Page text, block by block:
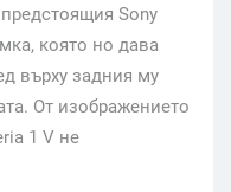
Sony
която но дава
върху задния му
От изображението
1 V не